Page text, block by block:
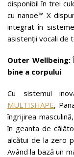
disponibil în trei
cu nanoe™ X
integrat în
asistenții vocali de
Outer
bine a corpului
Cu sistemul
MULTISHAPE,
îngrijirea
în geanta de
alcătui de la zero
Având la bază un